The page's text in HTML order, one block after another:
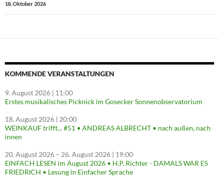
18. Oktober 2026
KOMMENDE VERANSTALTUNGEN
9. August 2026 | 11:00
Erstes musikalisches Picknick im Gosecker Sonnenobservatorium
18. August 2026 | 20:00
WEINKAUF trifft... #51 • ANDREAS ALBRECHT • nach außen, nach
innen
20. August 2026 – 26. August 2026 | 19:00
EINFACH LESEN im August 2026 • H.P. Richter - DAMALS WAR ES
FRIEDRICH • Lesung in Einfacher Sprache